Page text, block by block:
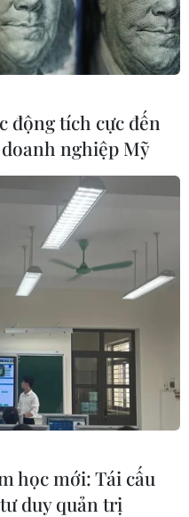
thêm xã Mỹ Hạnh
COVID-19
phong tỏa 3 địa điểm
một phần xã Nhị
bộ xã Mỹ Hạnh Đông.
động tích cực đến
nghiệp Mỹ
học mới: Tái cấu
duy quản trị